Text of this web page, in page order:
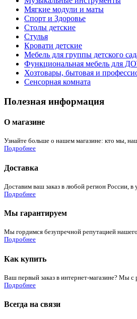
Мягкие модули и маты
Спорт и Здоровье
Столы детские
Стулья
Кровати детские
Мебель для группы детского
Функциональная мебель для
Хозтовары, бытовая и
Сенсорная комната
Полезная информация
О магазине
Узнайте больше о нашем магазине: кто мы,
Подробнее
Доставка
Доставим ваш заказ в любой регион России, в
Подробнее
Мы гарантируем
Мы гордимся безупречной репутацией нашего
Подробнее
Как купить
Ваш первый заказ в интернет-магазине? Мы
Подробнее
Всегда на связи